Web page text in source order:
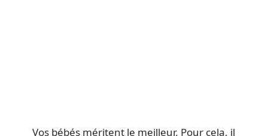
Vos bébés méritent le meilleur. Pour cela, il